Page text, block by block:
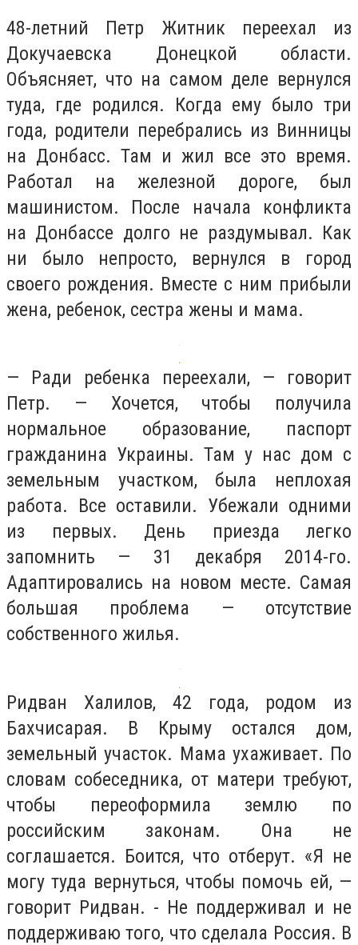
48-летний Петр Житник переехал из
Докучаевска Донецкой области.
Объясняет, что на самом деле вернулся
туда, где родился. Когда ему было три
года, родители перебрались из Винницы
на Донбасс. Там и жил все это время.
Работал на железной дороге, был
машинистом. После начала конфликта
на Донбассе долго не раздумывал. Как
ни было непросто, вернулся в город
своего рождения. Вместе с ним прибыли
жена, ребенок, сестра жены и мама.
— Ради ребенка переехали, — говорит
Петр. — Хочется, чтобы получила
нормальное образование, паспорт
гражданина Украины. Там у нас дом с
земельным участком, была неплохая
работа. Все оставили. Убежали одними
из первых. День приезда легко
запомнить — 31 декабря 2014-го.
Адаптировались на новом месте. Самая
большая проблема — отсутствие
собственного жилья.
Ридван Халилов, 42 года, родом из
Бахчисарая. В Крыму остался дом,
земельный участок. Мама ухаживает. По
словам собеседника, от матери требуют,
чтобы переоформила землю по
российским законам. Она не
соглашается. Боится, что отберут. «Я не
могу туда вернуться, чтобы помочь ей, —
говорит Ридван. - Не поддерживал и не
поддерживаю того, что сделала Россия. В